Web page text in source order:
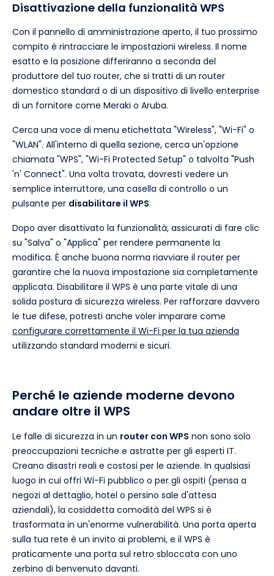
Disattivazione della funzionalità WPS
Con il pannello di amministrazione aperto, il tuo prossimo
compito è rintracciare le impostazioni wireless. Il nome
esatto e la posizione differiranno a seconda del
produttore del tuo router, che si tratti di un router
domestico standard o di un dispositivo di livello enterprise
di un fornitore come Meraki o Aruba.
Cerca una voce di menu etichettata "Wireless", "Wi-Fi" o
"WLAN". All'interno di quella sezione, cerca un'opzione
chiamata "WPS", "Wi-Fi Protected Setup" o talvolta "Push
'n' Connect". Una volta trovata, dovresti vedere un
semplice interruttore, una casella di controllo o un
pulsante per disabilitare il WPS.
Dopo aver disattivato la funzionalità, assicurati di fare clic
su "Salva" o "Applica" per rendere permanente la
modifica. È anche buona norma riavviare il router per
garantire che la nuova impostazione sia completamente
applicata. Disabilitare il WPS è una parte vitale di una
solida postura di sicurezza wireless. Per rafforzare davvero
le tue difese, potresti anche voler imparare come
configurare correttamente il Wi-Fi per la tua azienda
utilizzando standard moderni e sicuri.
Perché le aziende moderne devono
andare oltre il WPS
Le falle di sicurezza in un router con WPS non sono solo
preoccupazioni tecniche e astratte per gli esperti IT.
Creano disastri reali e costosi per le aziende. In qualsiasi
luogo in cui offri Wi-Fi pubblico o per gli ospiti (pensa a
negozi al dettaglio, hotel o persino sale d'attesa
aziendali), la cosiddetta comodità del WPS si è
trasformata in un'enorme vulnerabilità. Una porta aperta
sulla tua rete è un invito ai problemi, e il WPS è
praticamente una porta sul retro sbloccata con uno
zerbino di benvenuto davanti.